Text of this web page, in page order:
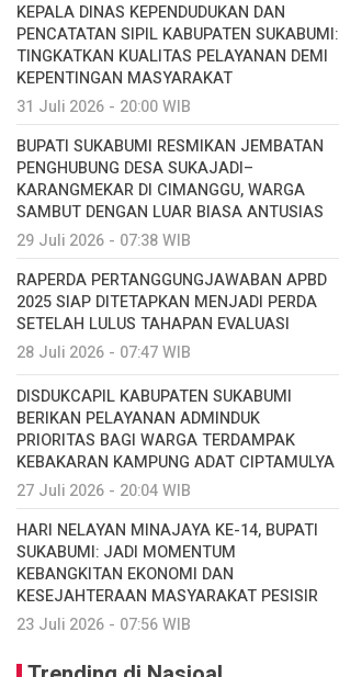
KEPALA DINAS KEPENDUDUKAN DAN
PENCATATAN SIPIL KABUPATEN SUKABUMI:
TINGKATKAN KUALITAS PELAYANAN DEMI
KEPENTINGAN MASYARAKAT
31 Juli 2026 - 20:00 WIB
BUPATI SUKABUMI RESMIKAN JEMBATAN
PENGHUBUNG DESA SUKAJADI–
KARANGMEKAR DI CIMANGGU, WARGA
SAMBUT DENGAN LUAR BIASA ANTUSIAS
29 Juli 2026 - 07:38 WIB
RAPERDA PERTANGGUNGJAWABAN APBD
2025 SIAP DITETAPKAN MENJADI PERDA
SETELAH LULUS TAHAPAN EVALUASI
28 Juli 2026 - 07:47 WIB
DISDUKCAPIL KABUPATEN SUKABUMI
BERIKAN PELAYANAN ADMINDUK
PRIORITAS BAGI WARGA TERDAMPAK
KEBAKARAN KAMPUNG ADAT CIPTAMULYA
27 Juli 2026 - 20:04 WIB
HARI NELAYAN MINAJAYA KE-14, BUPATI
SUKABUMI: JADI MOMENTUM
KEBANGKITAN EKONOMI DAN
KESEJAHTERAAN MASYARAKAT PESISIR
23 Juli 2026 - 07:56 WIB